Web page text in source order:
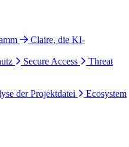
Claire, die KI-
Secure Access
Threat
der Projektdatei
Ecosystem